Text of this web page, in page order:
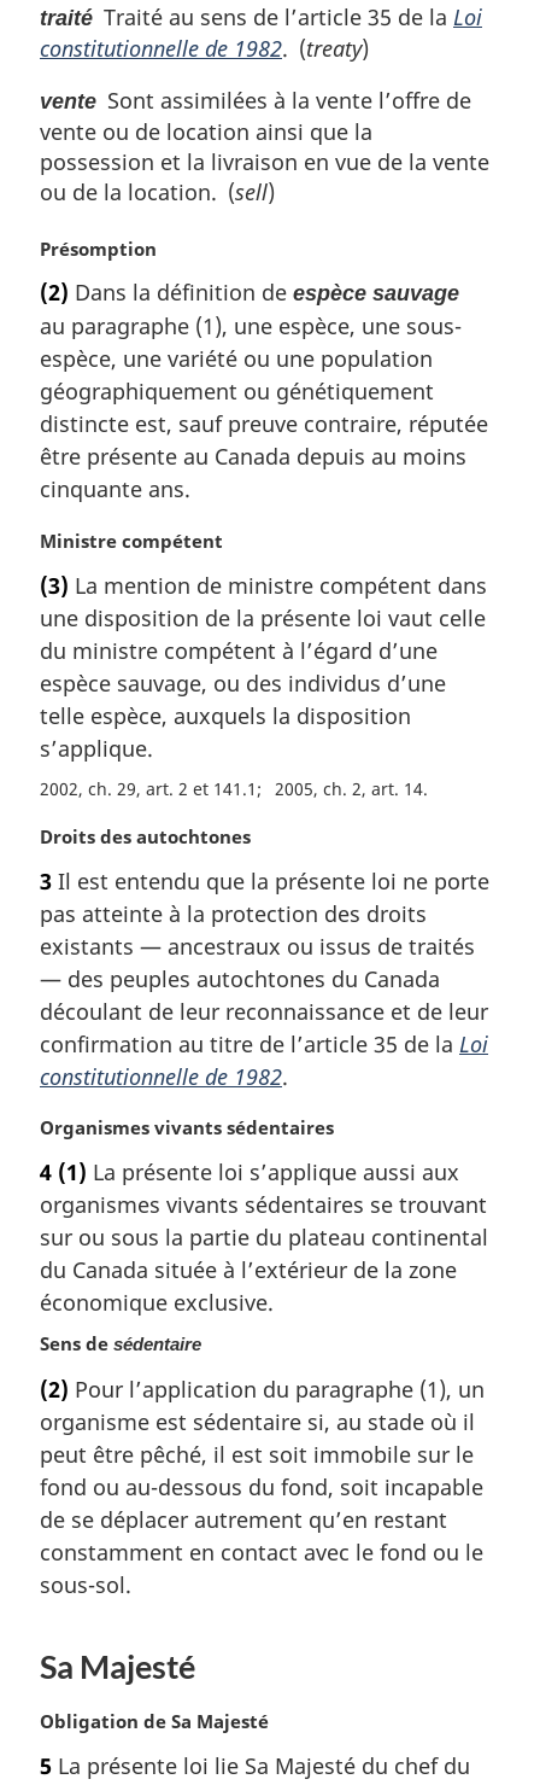
traité Traité au sens de l’article 35 de la Loi
constitutionnelle de 1982. (treaty)
vente Sont assimilées à la vente l’offre de
vente ou de location ainsi que la
possession et la livraison en vue de la vente
ou de la location. (sell)
N
t
e
m
r
g
i
n
l
:
Présomption
(2) Dans la définition de espèce sauvage
au paragraphe (1), une espèce, une sous-
espèce, une variété ou une population
géographiquement ou génétiquement
distincte est, sauf preuve contraire, réputée
être présente au Canada depuis au moins
cinquante ans.
N
t
e
m
a
g
i
n
l
:
Ministre compétent
(3) La mention de ministre compétent dans
une disposition de la présente loi vaut celle
du ministre compétent à l’égard d’une
espèce sauvage, ou des individus d’une
telle espèce, auxquels la disposition
s’applique.
2002, ch. 29, art. 2 et 141.1 2005, ch. 2, art. 14
N
t
e
m
g
i
n
l
:
Droits des autochtones
3 Il est entendu que la présente loi ne porte
pas atteinte à la protection des droits
existants — ancestraux ou issus de traités
— des peuples autochtones du Canada
découlant de leur reconnaissance et de leur
confirmation au titre de l’article 35 de la Loi
constitutionnelle de 1982.
N
t
e
m
a
g
i
a
l
e
:
Organismes vivants sédentaires
4 (1) La présente loi s’applique aussi aux
organismes vivants sédentaires se trouvant
sur ou sous la partie du plateau continental
du Canada située à l’extérieur de la zone
économique exclusive.
Sens de sédentaire
(2) Pour l’application du paragraphe (1), un
organisme est sédentaire si, au stade où il
peut être pêché, il est soit immobile sur le
fond ou au-dessous du fond, soit incapable
de se déplacer autrement qu’en restant
constamment en contact avec le fond ou le
sous-sol.
Sa Majesté
N
t
Obligation de Sa Majesté
5 La présente loi lie Sa Majesté du chef du